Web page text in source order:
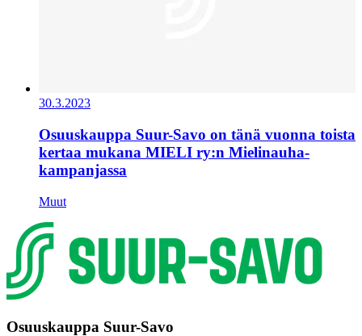
30.3.2023
Osuuskauppa Suur-Savo on tänä vuonna toista
kertaa mukana MIELI ry:n Mielinauha-
kampanjassa
Muut
Osuuskauppa Suur-Savo